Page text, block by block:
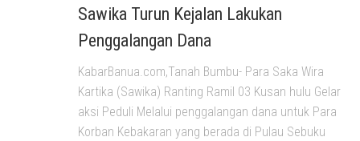
Sawika Turun Kejalan Lakukan
Penggalangan Dana
KabarBanua.com,Tanah Bumbu- Para Saka Wira
Kartika (Sawika) Ranting Ramil 03 Kusan hulu Gelar
aksi Peduli Melalui penggalangan dana untuk Para
Korban Kebakaran yang berada di Pulau Sebuku